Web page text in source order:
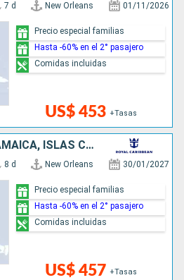
7 d New Orleans 01/11/2026
US$ 453 +Tasas
Precio especial familias
Hasta -60% en el 2° pasajero
Comidas incluidas
ESTADOS UNIDOS, JAMAICA, ISLAS CAIMÁN, MÉXICO
8 d New Orleans 30/01/2027
US$ 457 +Tasas
Precio especial familias
Hasta -60% en el 2° pasajero
Comidas incluidas